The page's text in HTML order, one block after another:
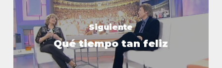
Siguiente
Qué tiempo tan feliz